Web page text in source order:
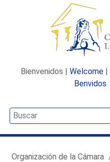
Bienvenidos | Welcome |
Benvidos
Organización de la Cámara